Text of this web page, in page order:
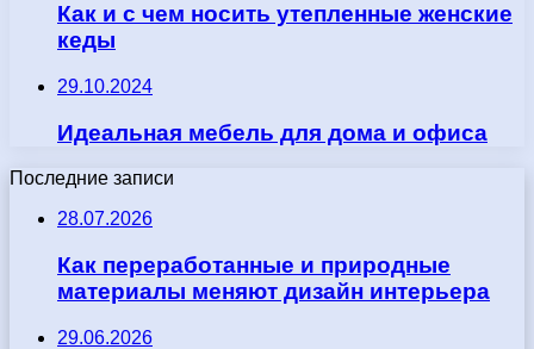
Как и с чем носить утепленные женские
кеды
29.10.2024
Идеальная мебель для дома и офиса
Последние записи
28.07.2026
Как переработанные и природные
материалы меняют дизайн интерьера
29.06.2026